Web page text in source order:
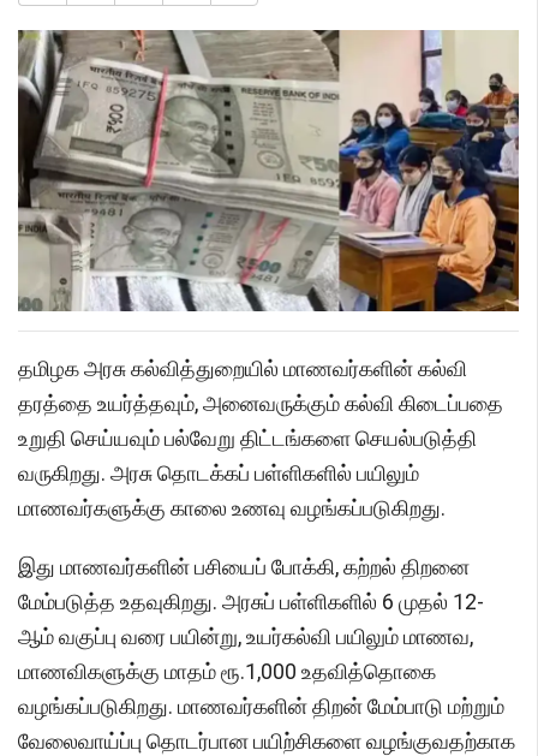
தமிழக அரசு கல்வித்துறையில் மாணவர்களின் கல்வி
தரத்தை உயர்த்தவும், அனைவருக்கும் கல்வி கிடைப்பதை
உறுதி செய்யவும் பல்வேறு திட்டங்களை செயல்படுத்தி
வருகிறது. அரசு தொடக்கப் பள்ளிகளில் பயிலும்
மாணவர்களுக்கு காலை உணவு வழங்கப்படுகிறது.
இது மாணவர்களின் பசியைப் போக்கி, கற்றல் திறனை
மேம்படுத்த உதவுகிறது. அரசுப் பள்ளிகளில் 6 முதல் 12-
ஆம் வகுப்பு வரை பயின்று, உயர்கல்வி பயிலும் மாணவ,
மாணவிகளுக்கு மாதம் ரூ.1,000 உதவித்தொகை
வழங்கப்படுகிறது. மாணவர்களின் திறன் மேம்பாடு மற்றும்
வேலைவாய்ப்பு தொடர்பான பயிற்சிகளை வழங்குவதற்காக